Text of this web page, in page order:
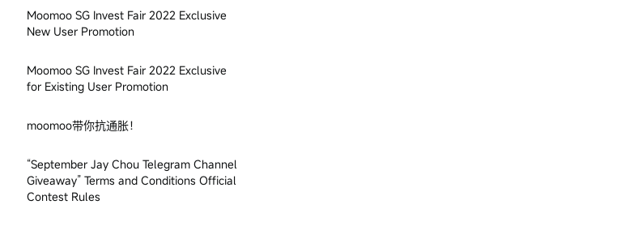
Moomoo SG Invest Fair 2022 Exclusive
New User Promotion
Moomoo SG Invest Fair 2022 Exclusive
for Existing User Promotion
moomoo带你抗通胀！
“September Jay Chou Telegram Channel
Giveaway” Terms and Conditions Official
Contest Rules